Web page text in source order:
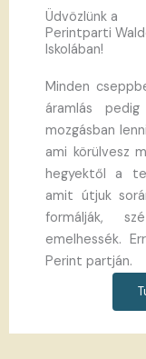
Üdvözlünk a
Perintparti
Iskolában!
Minden
áramlás
mozgásban
ami körülvesz
hegyektől a
amit útjuk
formálják,
emelhessék.
Perint partján.